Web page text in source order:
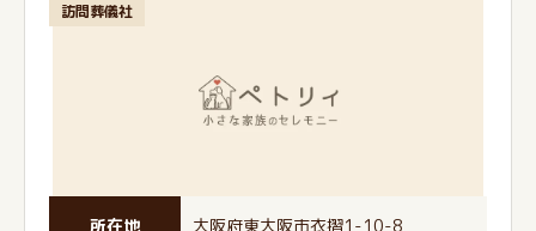
訪問葬儀社
所在地 大阪府東大阪市衣摺1-10-8